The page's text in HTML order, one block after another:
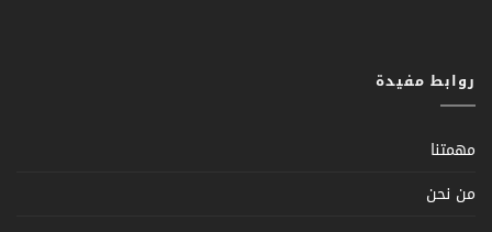
روابط مفيدة
مهمتنا
من نحن